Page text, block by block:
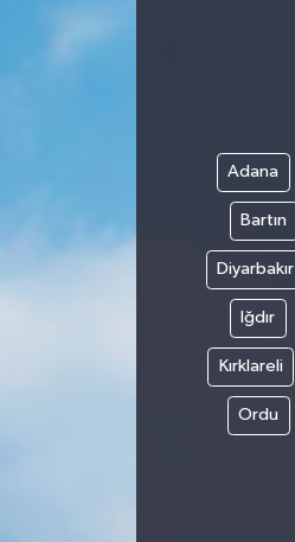
Adana
Bartın
Diyarbakır
Iğdır
Kırklareli
Ordu